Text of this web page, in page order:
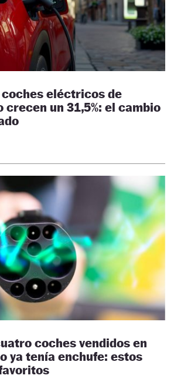
coches eléctricos de
crecen un 31,5%: el cambio
coches vendidos en
ya tenía enchufe: estos